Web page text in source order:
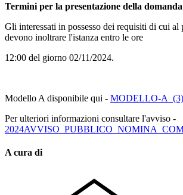
Termini per la presentazione della domanda
Gli interessati in possesso dei requisiti di cui al
devono inoltrare l'istanza entro le ore
12:00 del giorno 02/11/2024.
Modello A disponibile qui - MODELLO-A_(3)
Per ulteriori informazioni consultare l'avviso -
A cura di